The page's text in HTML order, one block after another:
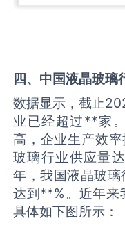
四、中国液晶玻璃
数据显示，截止
业已经超过**家
高，企业生产效
玻璃行业供应量
年，我国液晶玻
达到**%。近年来
具体如下图所示：